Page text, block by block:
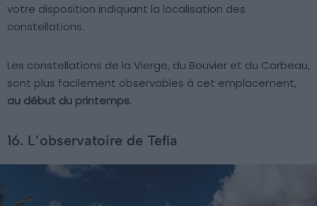
votre disposition indiquant la localisation des
constellations.
Les constellations de la Vierge, du Bouvier et du Corbeau,
sont plus facilement observables à cet emplacement,
au début du printemps.
16. L’observatoire de Tefía